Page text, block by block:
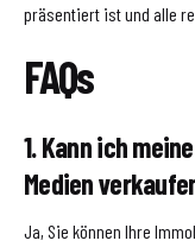
präsentiert ist und alle
FAQs
1. Kann ich
Medien
Ja, Sie können Ihre